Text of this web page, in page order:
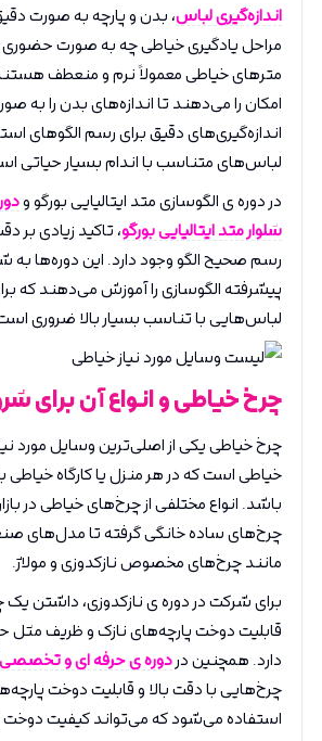
اندازه‌گیری لباس، بدن و پارچه به صورت
مراحل یادگیری خیاطی چه به صورت
مترهای خیاطی معمولاً نرم و منعطف
امکان را می‌دهند تا اندازه‌های بدن را به
اندازه‌گیری‌های دقیق برای رسم الگوهای
لباس‌های متناسب با اندام بسیار حیاتی
در دوره ی الگوسازی متد ایتالیایی بورگو و
شلوار متد ایتالیایی بورگو، تاکید زیادی بر
رسم صحیح الگو وجود دارد. این دوره‌ها
پیشرفته الگوسازی را آموزش می‌دهند که
لباس‌هایی با تناسب بسیار بالا ضروری
چرخ خیاطی و انواع آن برای
چرخ خیاطی یکی از اصلی‌ترین وسایل مورد
خیاطی است که در هر منزل یا کارگاه خیاطی
باشد. انواع مختلفی از چرخ‌های خیاطی در
چرخ‌های ساده خانگی گرفته تا مدل‌های
مانند چرخ‌های مخصوص نازکدوزی و مولاژ.
برای شرکت در دوره ی نازکدوزی، داشتن یک
قابلیت دوخت پارچه‌های نازک و ظریف مثل
دارد. همچنین دردوره ی حرفه ای و تخصصی
چرخ‌هایی با دقت بالا و قابلیت دوخت
استفاده می‌شود که می‌تواند کیفیت دوخت